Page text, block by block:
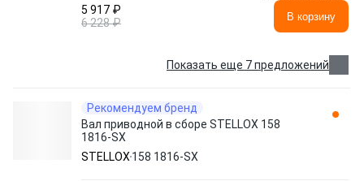
5 917 ₽
6 228 ₽
В корзину
Показать еще 7 предложений
Рекомендуем бренд
Вал приводной в сборе STELLOX 158
1816-SX
STELLOX 158 1816-SX